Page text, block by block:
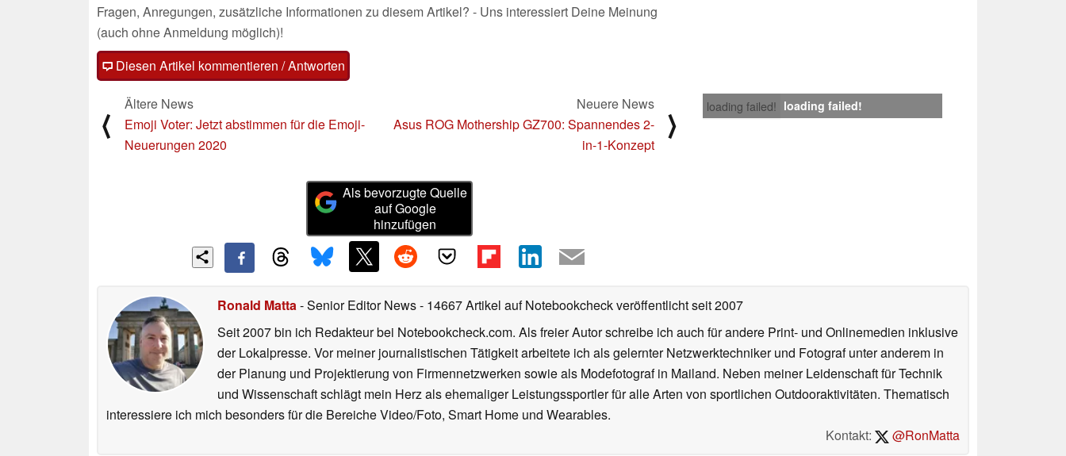
Fragen, Anregungen, zusätzliche Informationen zu diesem Artikel? - Uns interessiert Deine Meinung
(auch ohne Anmeldung möglich)!
Diesen Artikel kommentieren / Antworten
loading failed! loading failed!
⟨
Ältere News
Emoji Voter: Jetzt abstimmen für die Emoji-
Neuerungen 2020
Neuere News
Asus ROG Mothership GZ700: Spannendes 2-
in-1-Konzept
⟩
Als bevorzugte Quelle
auf Google
hinzufügen
Ronald Matta- Senior Editor News- 14667 Artikel auf Notebookcheck veröffentlichtseit 2007
Seit 2007 bin ich Redakteur bei Notebookcheck.com. Als freier Autor schreibe ich auch für andere Print- und Onlinemedien inklusive
der Lokalpresse. Vor meiner journalistischen Tätigkeit arbeitete ich als gelernter Netzwerktechniker und Fotograf unter anderem in
der Planung und Projektierung von Firmennetzwerken sowie als Modefotograf in Mailand. Neben meiner Leidenschaft für Technik
und Wissenschaft schlägt mein Herz als ehemaliger Leistungssportler für alle Arten von sportlichen Outdooraktivitäten. Thematisch
interessiere ich mich besonders für die Bereiche Video/Foto, Smart Home und Wearables.
Kontakt:
@RonMatta